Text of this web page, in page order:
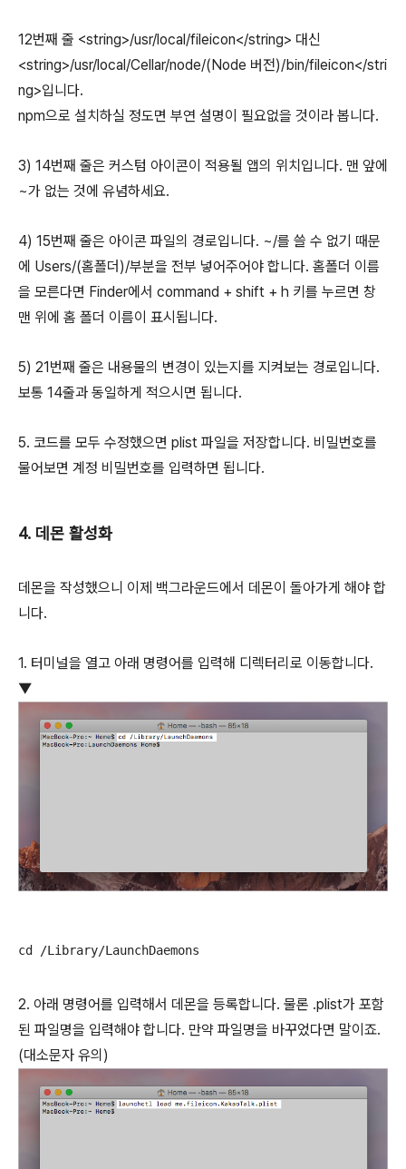
12번째 줄 <string>/usr/local/fileicon</string> 대신
<string>/usr/local/Cellar/node/(Node 버전)/bin/fileicon</stri
ng>입니다.
npm으로 설치하실 정도면 부연 설명이 필요없을 것이라 봅니다.
3) 14번째 줄은 커스텀 아이콘이 적용될 앱의 위치입니다. 맨 앞에
~가 없는 것에 유념하세요.
4) 15번째 줄은 아이콘 파일의 경로입니다. ~/를 쓸 수 없기 때문
에 Users/(홈폴더)/부분을 전부 넣어주어야 합니다. 홈폴더 이름
을 모른다면 Finder에서 command + shift + h 키를 누르면 창
맨 위에 홈 폴더 이름이 표시됩니다.
5) 21번째 줄은 내용물의 변경이 있는지를 지켜보는 경로입니다.
보통 14줄과 동일하게 적으시면 됩니다.
5. 코드를 모두 수정했으면 plist 파일을 저장합니다. 비밀번호를
물어보면 계정 비밀번호를 입력하면 됩니다.
4. 데몬 활성화
데몬을 작성했으니 이제 백그라운드에서 데몬이 돌아가게 해야 합
니다.
1. 터미널을 열고 아래 명령어를 입력해 디렉터리로 이동합니다.
▼
cd /Library/LaunchDaemons
2. 아래 명령어를 입력해서 데몬을 등록합니다. 물론 .plist가 포함
된 파일명을 입력해야 합니다. 만약 파일명을 바꾸었다면 말이죠.
(대소문자 유의)